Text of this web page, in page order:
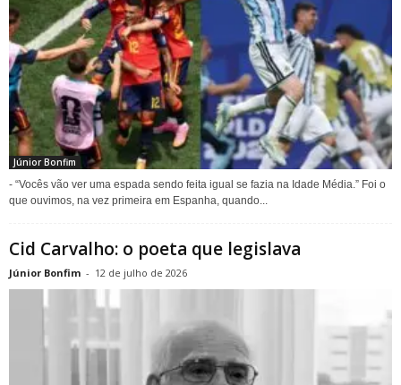
Júnior Bonfim
- “Vocês vão ver uma espada sendo feita igual se fazia na Idade Média.” Foi o
que ouvimos, na vez primeira em Espanha, quando...
Cid Carvalho: o poeta que legislava
Júnior Bonfim - 12 de julho de 2026